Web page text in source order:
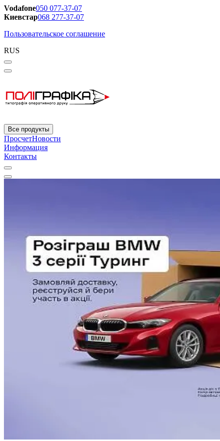
Vodafone050 077-37-07
Киевстар068 277-37-07
Пользовательское соглашение
RUS
Все продукты
ПросчетНовости
Информация
Контакты